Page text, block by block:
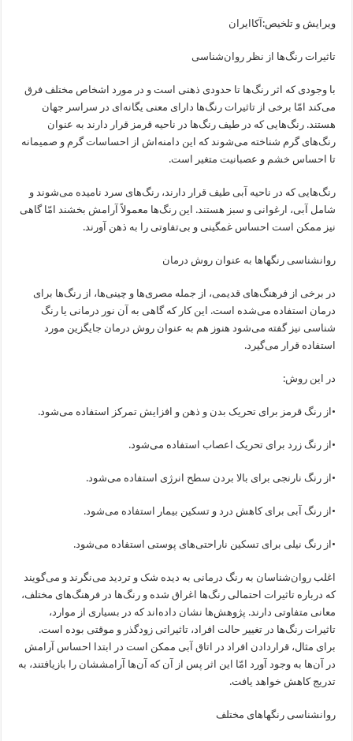
ویرایش و تلخیص:آکاایران
تاثیرات رنگ‌ها از نظر روان‌شناسی
با وجودی که اثر رنگ‌ها تا حدودی ذهنی است و در مورد اشخاص مختلف فرق
می‌کند امّا برخی از تاثیرات رنگ‌ها دارای معنی یگانه‌ای در سراسر جهان
هستند. رنگ‌هایی که در طیف رنگ‌ها در ناحیه قرمز قرار دارند به عنوان
رنگ‌های گرم شناخته می‌شوند که این دامنه‌اش از احساسات گرم و صمیمانه
تا احساس خشم و عصبانیت متغیر است.
رنگ‌هایی که در ناحیه آبی طیف قرار دارند، رنگ‌های سرد نامیده می‌شوند و
شامل آبی، ارغوانی و سبز هستند. این رنگ‌ها معمولاً آرامش بخشند امّا گاهی
نیز ممکن است احساس غمگینی و بی‌تفاوتی را به ذهن آورند.
روانشناسی رنگهاها به عنوان روش درمان
در برخی از فرهنگ‌های قدیمی، از جمله مصری‌ها و چینی‌ها، از رنگ‌ها برای
درمان استفاده می‌شده است. این کار که گاهی به آن نور درمانی یا رنگ
شناسی نیز گفته می‌شود هنوز هم به عنوان روش درمان جایگزین مورد
استفاده قرار می‌گیرد.
در این روش:
•از رنگ قرمز برای تحریک بدن و ذهن و افزایش تمرکز استفاده می‌شود.
•از رنگ زرد برای تحریک اعصاب استفاده می‌شود.
•از رنگ نارنجی برای بالا بردن سطح انرژی استفاده می‌شود.
•از رنگ آبی برای کاهش درد و تسکین بیمار استفاده می‌شود.
•از رنگ نیلی برای تسکین ناراحتی‌های پوستی استفاده می‌شود.
اغلب روان‌شناسان به رنگ درمانی به دیده شک و تردید می‌نگرند و می‌گویند
که درباره تاثیرات احتمالی رنگ‌ها اغراق شده و رنگ‌ها در فرهنگ‌های مختلف،
معانی متفاوتی دارند. پژوهش‌ها نشان داده‌اند که در بسیاری از موارد،
تاثیرات رنگ‌ها در تغییر حالت افراد، تاثیراتی زودگذر و موقتی بوده است.
برای مثال، قراردادن افراد در اتاق آبی ممکن است در ابتدا احساس آرامش
در آن‌ها به وجود آورد امّا این اثر پس از آن که آن‌ها آرامششان را بازیافتند، به
تدریج کاهش خواهد یافت.
روانشناسی رنگهاهای مختلف